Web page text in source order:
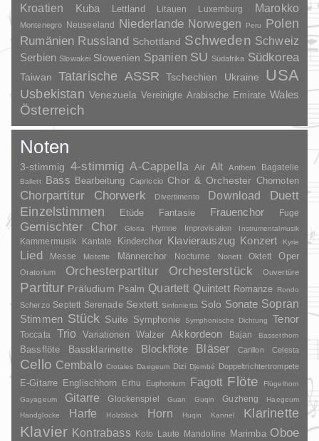
Kroatien Kuba Lettland Litauen Luxemburg Marokko
Montenegro Neuseeland Niederlande Norwegen Peru
Polen
Rumänien Russland Schottland Schweden Schweiz
Serbien Slowakei Slowenien Spanien SU Südafrika Südkorea
Taiwan Tatarische ASSR Tschechien Ukraine USA
Usbekistan Venezuela Vereinigte Arabische Emirate Wales
Österreich
Noten
3-stimmig 4-stimmig A-Cappella Air Alt Anthem Bagatelle
Ballett Bass Bearbeitung Capriccio Chor & Orchester Chornoten
Chorpartitur Chorwerk Divertimento Download
Duett
Einzelstimmen
Etüde Fantasie Frauenchor Fuge
Gemischter Chor Gloria Hymne Improvisation Instrumentalmusik
Kammermusik Kantate Kinderchor Klavierauszug Konzert Kyrie
Lied Messe Motette Männerchor Nocturne Nonett Oktett Oper
Oratorium Orchesterpartitur Orchesterstück Ouvertüre
Partitur Präludium Psalm Quartett Quintett Romanze Rondo
Scherzo Septett Serenade Sextett Sinfonietta Solo Sonate Sopran
Stimmen Stück Suite Symphonie Symphonische Dichtung Tenor
Toccata Trio Variationen Walzer Akkordeon Bajan Bassetthorn
Bassflöte Bassklarinette Blockflöte Bläser Carillon Celesta
Cello Cembalo Crotales Daegeum Dizi Djembé Doppeltrichtertrompete
E-Gitarre Englischhorn Erhu Euphonium Fagott Flöte
Flügelhorn
Gayageum
Gitarre Glockenspiel Guan Guqin Guzheng
Haegeum
Handglocke
Harfe Holzblock Horn Huqin Kannel Klarinette
Klavier Kontrabass Koto Laute Mandoline Marimba Oboe